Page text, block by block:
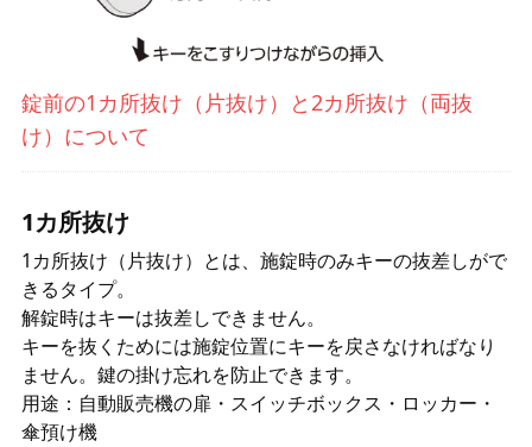
錠前の1カ所抜け（片抜け）と2カ所抜け（両抜
け）について
1カ所抜け
1カ所抜け（片抜け）とは、施錠時のみキーの抜差しがで
きるタイプ。
解錠時はキーは抜差しできません。
キーを抜くためには施錠位置にキーを戻さなければなり
ません。鍵の掛け忘れを防止できます。
用途：自動販売機の扉・スイッチボックス・ロッカー・
傘預け機